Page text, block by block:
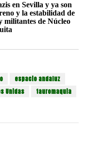
en Sevilla y ya son
y la estabilidad de
militantes de Núcleo
espacio andaluz
Unidas
tauromaquia